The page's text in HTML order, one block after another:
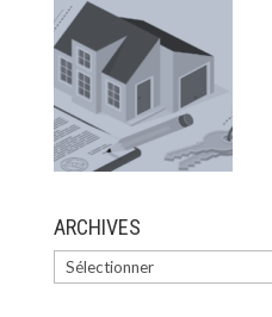
ARCHIVES